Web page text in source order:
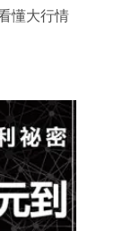
懂大行情